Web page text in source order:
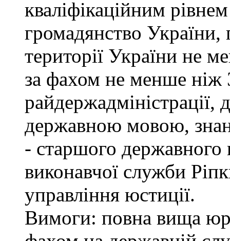
кваліфікаційним
громадянство
території України не
за фахом не менше ніж
райдержадміністрації,
державною мовою,
- старшого державного
виконавчої служби
управління юстиції.
Вимоги: повна вища